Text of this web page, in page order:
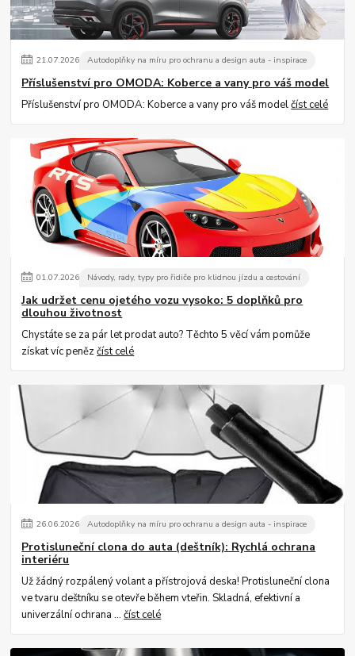
21.07.2026 Autodoplňky na míru pro ochranu a design auta - inspirace
Příslušenství pro OMODA: Koberce a vany pro váš model
Příslušenství pro OMODA: Koberce a vany pro váš modelčíst celé
01.07.2026 Návody, rady, typy pro řidiče pro klidnou jízdu a cestování
Jak udržet cenu ojetého vozu vysoko: 5 doplňků pro
dlouhou životnost
Chystáte se za pár let prodat auto? Těchto 5 věcí vám pomůže
získat víc penězčíst celé
26.06.2026 Autodoplňky na míru pro ochranu a design auta - inspirace
Protisluneční clona do auta (deštník): Rychlá ochrana
interiéru
Už žádný rozpálený volant a přístrojová deska! Protisluneční clona
ve tvaru deštníku se otevře během vteřin. Skladná, efektivní a
univerzální ochrana ...číst celé